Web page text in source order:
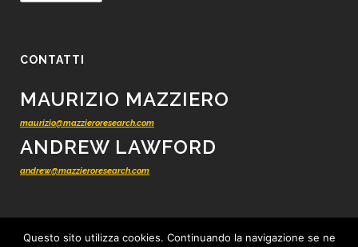
CONTATTI
MAURIZIO MAZZIERO
maurizio@mazzieroresearch.com
ANDREW LAWFORD
andrew@mazzieroresearch.com
Questo sito utilizza cookies. Continuando la navigazione se ne